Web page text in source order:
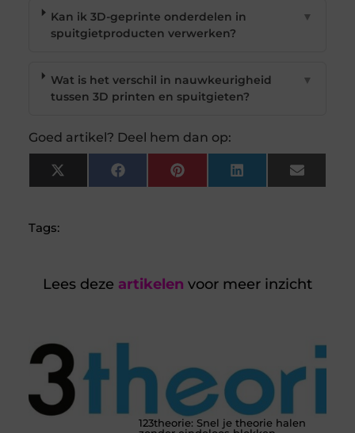
Kan ik 3D-geprinte onderdelen in
spuitgietproducten verwerken?
▼
Wat is het verschil in nauwkeurigheid
tussen 3D printen en spuitgieten?
▼
Goed artikel? Deel hem dan op:
X
(Twitter)
FacebookPinterest LinkedIn Email
Tags:
Lees deze artikelen voor meer inzicht
123theorie: Snel je theorie halen